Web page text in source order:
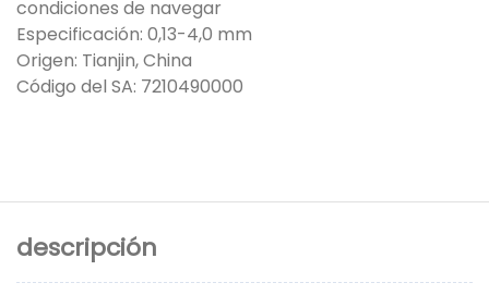
condiciones de navegar
Especificación: 0,13-4,0 mm
Origen: Tianjin, China
Código del SA: 7210490000
descripción